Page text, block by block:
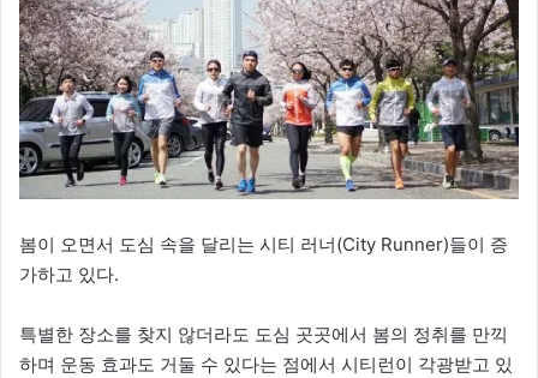
봄이 오면서 도심 속을 달리는 시티 러너(City Runner)들이 증
가하고 있다.
특별한 장소를 찾지 않더라도 도심 곳곳에서 봄의 정취를 만끽
하며 운동 효과도 거둘 수 있다는 점에서 시티런이 각광받고 있